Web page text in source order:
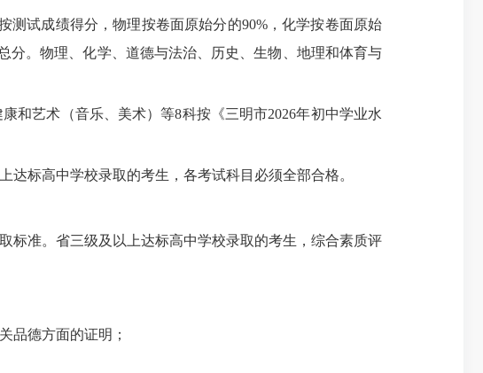
试成绩得分，物理按卷面原始分的90%，化学按卷面原始
分。物理、化学、道德与法治、历史、生物、地理和体育与
艺术（音乐、美术）等8科按《三明市2026年初中学业水
标高中学校录取的考生，各考试科目必须全部合格。
准。省三级及以上达标高中学校录取的考生，综合素质评
德方面的证明；